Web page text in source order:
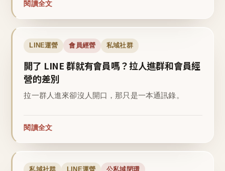
閱讀全文
LINE運營 會員經營 私域社群
開了 LINE 群就有會員嗎？拉人進群和會員經
營的差別
拉一群人進來卻沒人開口，那只是一本通訊錄。
閱讀全文